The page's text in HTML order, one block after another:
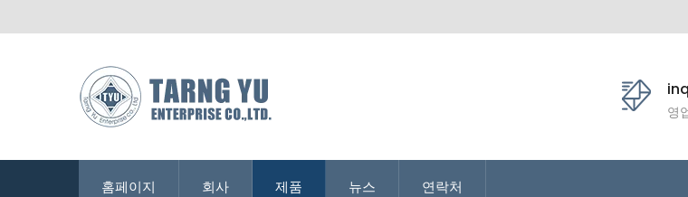
영
홈페이지 회사 제품 뉴스 연락처